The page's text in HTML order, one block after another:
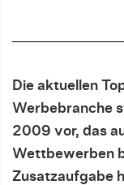
Die aktuellen
Werbebranche
2009 vor, das
Wettbewerben
Zusatzaufgabe